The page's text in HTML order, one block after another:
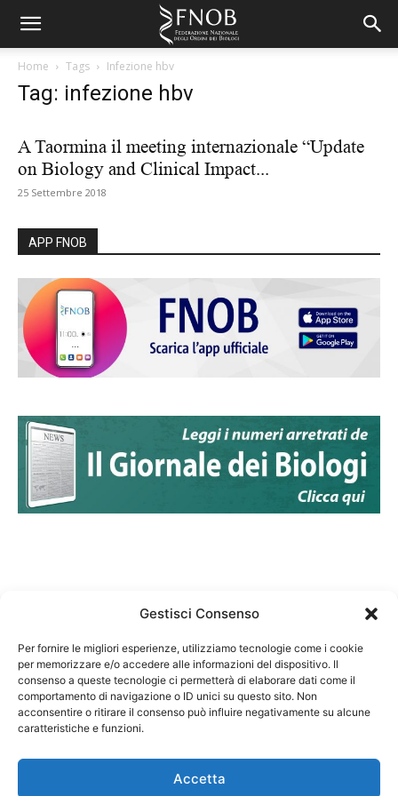
Gestisci Consenso
Per fornire le migliori esperienze, utilizziamo tecnologie come i cookie
per memorizzare e/o accedere alle informazioni del dispositivo. Il
consenso a queste tecnologie ci permetterà di elaborare dati come il
comportamento di navigazione o ID unici su questo sito. Non
acconsentire o ritirare il consenso può influire negativamente su alcune
caratteristiche e funzioni.
Accetta
Home Tags Infezione hbv
Tag: infezione hbv
A Taormina il meeting internazionale “Update
on Biology and Clinical Impact...
25 Settembre 2018
APP FNOB
Federazione Nazionale Degli Ordini dei Biologi:
codice fiscale 80069130583
Responsabile sito internet www.fnob.it: Vincenzo